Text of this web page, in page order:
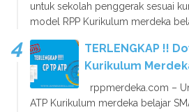
untuk sekolah penggerak sesuai
model RPP Kurikulum merdeka
TERLENGKAP !!
Kurikulum
rppmerdeka.com –
ATP Kurikulum merdeka belajar